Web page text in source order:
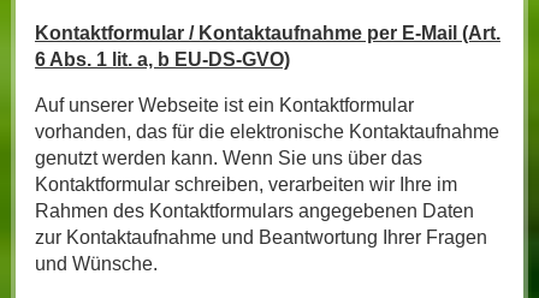
Kontaktformular / Kontaktaufnahme per E-Mail (Art.
6 Abs. 1 lit. a, b EU-DS-GVO)
Auf unserer Webseite ist ein Kontaktformular
vorhanden, das für die elektronische Kontaktaufnahme
genutzt werden kann. Wenn Sie uns über das
Kontaktformular schreiben, verarbeiten wir Ihre im
Rahmen des Kontaktformulars angegebenen Daten
zur Kontaktaufnahme und Beantwortung Ihrer Fragen
und Wünsche.